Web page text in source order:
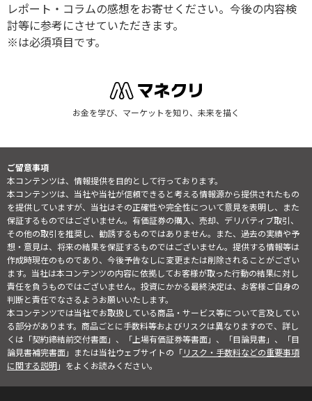
レポート・コラムの感想をお寄せください。今後の内容検
討等に参考にさせていただきます。
※は必須項目です。
お金を学び、マーケットを知り、未来を描く
ご留意事項
本コンテンツは、情報提供を目的として行っております。
本コンテンツは、当社や当社が信頼できると考える情報源から提供されたもの
を提供していますが、当社はその正確性や完全性について意見を表明し、また
保証するものではございません。有価証券の購入、売却、デリバティブ取引、
その他の取引を推奨し、勧誘するものではありません。また、過去の実績や予
想・意見は、将来の結果を保証するものではございません。提供する情報等は
作成時現在のものであり、今後予告なしに変更または削除されることがござい
ます。当社は本コンテンツの内容に依拠してお客様が取った行動の結果に対し
責任を負うものではございません。投資にかかる最終決定は、お客様ご自身の
判断と責任でなさるようお願いいたします。
本コンテンツでは当社でお取扱している商品・サービス等について言及してい
る部分があります。商品ごとに手数料等およびリスクは異なりますので、詳し
くは「契約締結前交付書面」、「上場有価証券等書面」、「目論見書」、「目
論見書補完書面」または当社ウェブサイトの「リスク・手数料などの重要事項
に関する説明」をよくお読みください。